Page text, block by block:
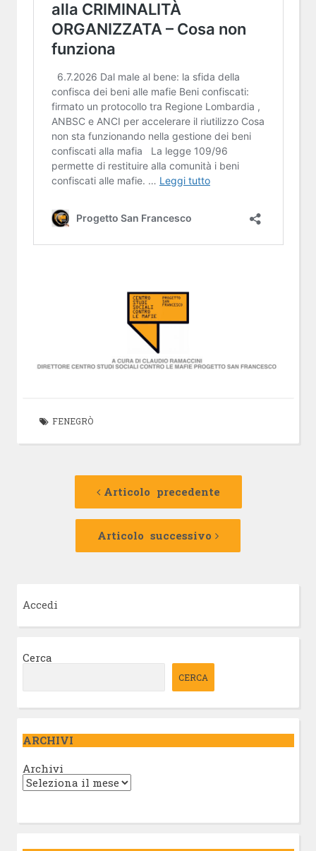
FENEGRÒ
Navigazione
Articolo precedente
Articolo
Articolo successivo
Articolo
Accedi
Cerca
CERCA
ARCHIVI
Archivi